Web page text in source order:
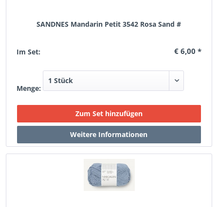
SANDNES Mandarin Petit 3542 Rosa Sand #
Im Set: € 6,00 *
Menge: